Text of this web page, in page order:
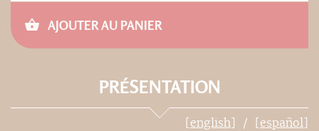
AJOUTER AU PANIER
PRÉSENTATION
[english] [español]